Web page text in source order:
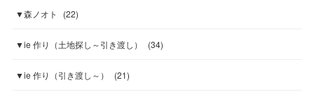
▼森ノオト (22)
▼ie 作り（土地探し～引き渡し） (34)
▼ie 作り（引き渡し～） (21)